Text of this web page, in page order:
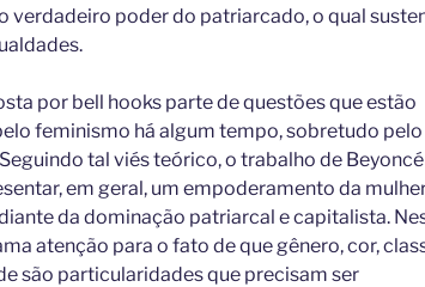
verdadeiro poder do patriarcado, o qual
por bell hooks parte de questões que estão
feminismo há algum tempo, sobretudo pelo
tal viés teórico, o trabalho de Beyoncé
em geral, um empoderamento da
da dominação patriarcal e capitalista.
atenção para o fato de que gênero, cor,
são particularidades que precisam ser